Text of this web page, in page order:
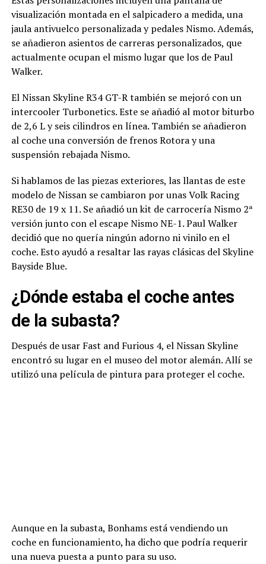
visualización montada en el salpicadero a medida, una
jaula antivuelco personalizada y pedales Nismo. Además,
se añadieron asientos de carreras personalizados, que
actualmente ocupan el mismo lugar que los de Paul
Walker.
El Nissan Skyline R34 GT-R también se mejoró con un
intercooler Turbonetics. Este se añadió al motor biturbo
de 2,6 L y seis cilindros en línea. También se añadieron
al coche una conversión de frenos Rotora y una
suspensión rebajada Nismo.
Si hablamos de las piezas exteriores, las llantas de este
modelo de Nissan se cambiaron por unas Volk Racing
RE30 de 19 x 11. Se añadió un kit de carrocería Nismo 2ª
versión junto con el escape Nismo NE-1. Paul Walker
decidió que no quería ningún adorno ni vinilo en el
coche. Esto ayudó a resaltar las rayas clásicas del Skyline
Bayside Blue.
¿Dónde estaba el coche antes
de la subasta?
Después de usar Fast and Furious 4, el Nissan Skyline
encontró su lugar en el museo del motor alemán. Allí se
utilizó una película de pintura para proteger el coche.
Aunque en la subasta, Bonhams está vendiendo un
coche en funcionamiento, ha dicho que podría requerir
una nueva puesta a punto para su uso.